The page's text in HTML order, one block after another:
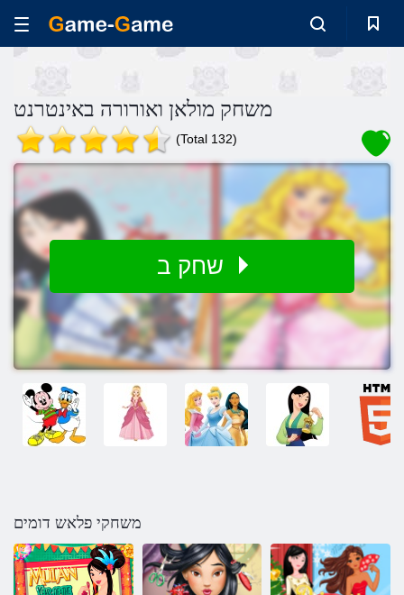
משחק מולאן ואורורה באינטרנט
(Total 132)
משחקי פלאש דומים